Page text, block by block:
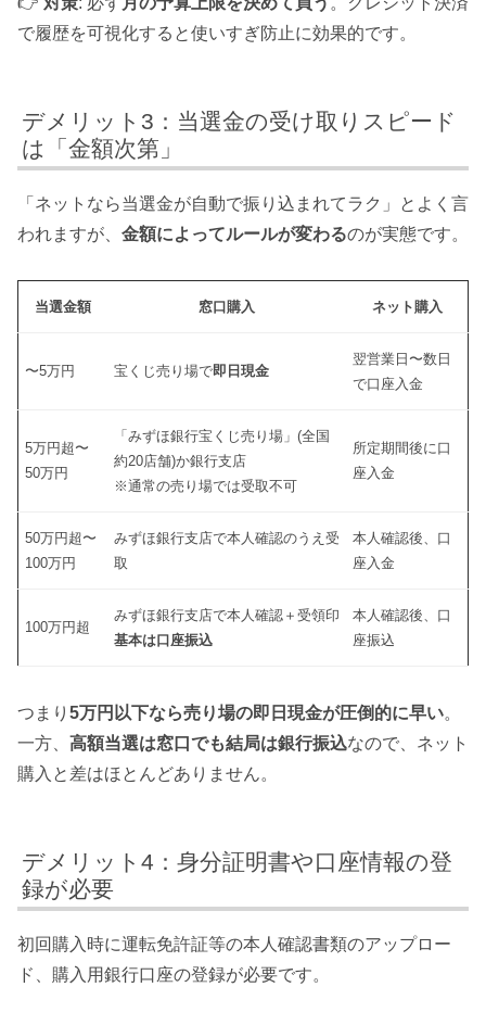
で履歴を可視化すると使いすぎ防止に効果的です。
デメリット3：当選金の受け取りスピード
は「金額次第」
「ネットなら当選金が自動で振り込まれてラク」とよく言
われますが、 金額によってルールが変わるのが実態です。
当選金額 窓口購入 ネット購入
〜5万円 宝くじ売り場で即日現金
翌営業日〜数日
で口座入金
5万円超〜
50万円
「みずほ銀行宝くじ売り場」(全国
約20店舗)か銀行支店
※通常の売り場では受取不可
所定期間後に口
座入金
50万円超〜
100万円
みずほ銀行支店で本人確認のうえ受
取
本人確認後、口
座入金
100万円超
みずほ銀行支店で本人確認＋受領印
基本は口座振込
本人確認後、口
座振込
つまり 5万円以下なら売り場の即日現金が圧倒的に早い。
一方、 高額当選は窓口でも結局は銀行振込なので、ネット
購入と差はほとんどありません。
デメリット4：身分証明書や口座情報の登
録が必要
初回購入時に運転免許証等の本人確認書類のアップロー
ド、購入用銀行口座の登録が必要です。